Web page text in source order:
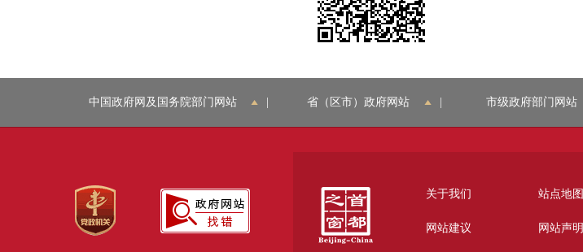
中国政府网及国务院部门网站 省（区市）政府网站 市级政府部门网站
关于我们 站点地图
网站建议 网站声明